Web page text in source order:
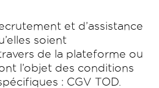
et d’assistance
soient
de la plateforme ou
l’objet des conditions
: CGV TOD.